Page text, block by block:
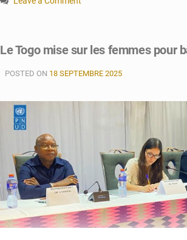
tempête
Palais
Lolan
Le Togo mise sur les femmes pour
POSTED ON 18 SEPTEMBRE 2025